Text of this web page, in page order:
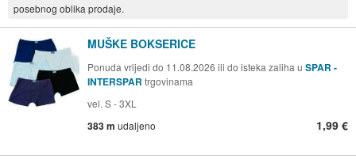
posebnog oblika prodaje.
MUŠKE BOKSERICE
Ponuda vrijedi do 11.08.2026 ili do isteka zaliha u SPAR -
INTERSPAR trgovinama
vel. S - 3XL
383 m udaljeno 1,99 €